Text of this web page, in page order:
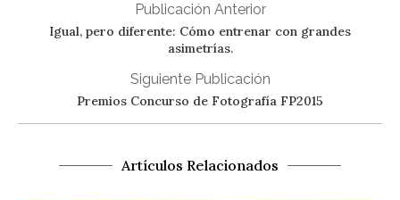
Publicación Anterior
Igual, pero diferente: Cómo entrenar con grandes
asimetrías.
Siguiente Publicación
Premios Concurso de Fotografía FP2015
Artículos Relacionados